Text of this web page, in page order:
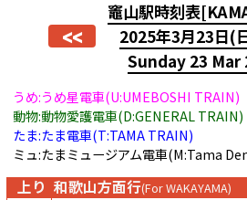
<<
竈山駅時刻表
2025年3月23日(
Sunday 23 Mar
うめ:うめ星電車(U:UMEBOSHI TRAIN)
動物:動物愛護電車(D:GENERAL TRAIN)
たま:たま電車(T:TAMA TRAIN)
ミュ:たまミュージアム電車(M:Tama
上り 和歌山方面行(For WAKAYAMA)